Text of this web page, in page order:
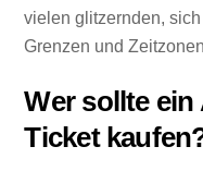
vielen glitzernden,
Grenzen und
Wer sollte
Ticket